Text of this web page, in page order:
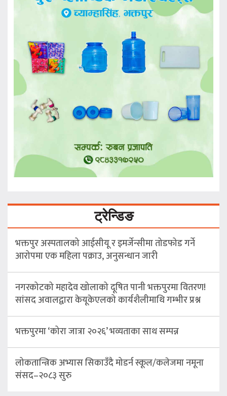
ट्रेन्डिङ
भक्तपुर अस्पतालको आईसीयू र इमर्जेन्सीमा तोडफोड गर्ने
आरोपमा एक महिला पक्राउ, अनुसन्धान जारी
नगरकोटको महादेव खोलाको दूषित पानी भक्तपुरमा वितरण!
सांसद अवालद्वारा केयूकेएलको कार्यशैलीमाथि गम्भीर प्रश्न
भक्तपुरमा ‘कोरा जात्रा २०२६’ भव्यताका साथ सम्पन्न
लोकतान्त्रिक अभ्यास सिकाउँदै मोडर्न स्कूल/कलेजमा नमूना
संसद–२०८३ सुरु